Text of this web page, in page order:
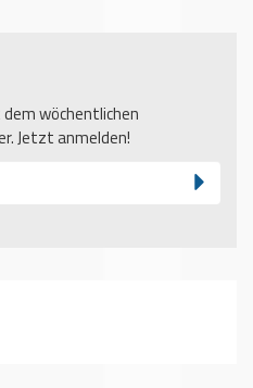
wöchentlichen
Jetzt anmelden!